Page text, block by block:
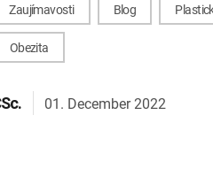
POTRAVÍN
Zaujímavosti Blog
Obezita
01. December 2022